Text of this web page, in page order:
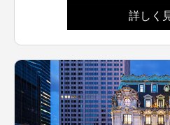
詳しく